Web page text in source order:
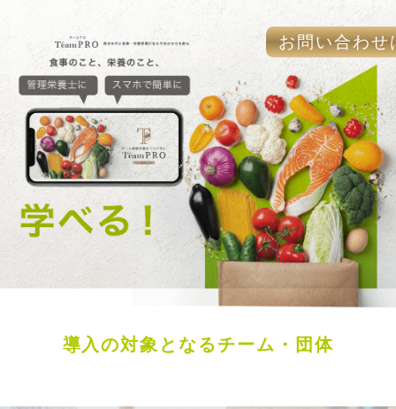
お問い合わせ
導入の対象となるチーム・団体